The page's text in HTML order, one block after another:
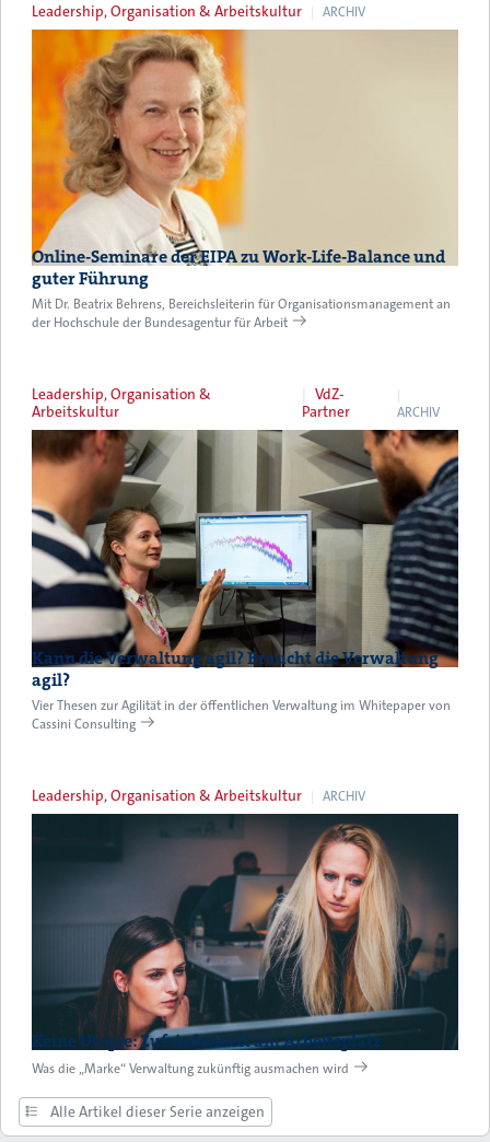
Leadership, Organisation & Arbeitskultur ARCHIV
Online-Seminare der EIPA zu Work-Life-Balance und
guter Führung
Mit Dr. Beatrix Behrens, Bereichsleiterin für Organisationsmanagement an
der Hochschule der Bundesagentur für Arbeit
Leadership, Organisation &
Arbeitskultur
VdZ-
Partner
ARCHIV
Kann die Verwaltung agil? Braucht die Verwaltung
agil?
Vier Thesen zur Agilität in der öffentlichen Verwaltung im Whitepaper von
Cassini Consulting
Leadership, Organisation & Arbeitskultur ARCHIV
Keine Utopie: Zufriedenheit am Arbeitsplatz
Was die „Marke“ Verwaltung zukünftig ausmachen wird
Alle Artikel dieser Serie anzeigen